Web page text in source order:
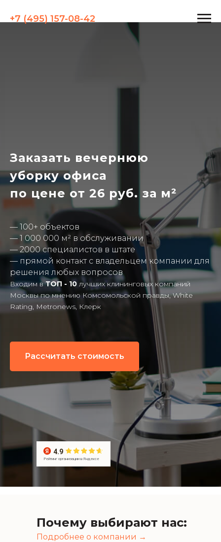
+7 (495) 157-08-42
Заказать вечернюю
уборку офиса
по цене от 26 руб. за м²
— 100+ объектов
— 1 000 000 м² в обслуживании
— 2000 специалистов в штате
— прямой контакт с владельцем компании для
решения любых вопросов
Входим вТОП - 10 лучших клининговых компаний
Москвы по мнению Комсомольской правды, White
Rating, Metronews, Клерк
Рассчитать стоимость
Рейтинг организации в Яндексе
4.9
Подробнее о компании →
Почему выбирают нас: